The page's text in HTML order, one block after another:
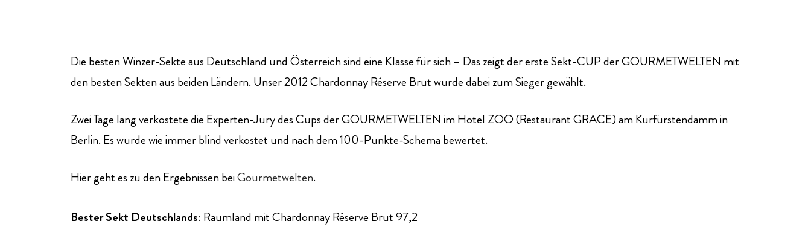
Die besten Winzer-Sekte aus Deutschland und Österreich sind eine Klasse für sich – Das zeigt der erste Sekt-CUP der GOURMETWELTEN mit
den besten Sekten aus beiden Ländern. Unser 2012 Chardonnay Réserve Brut wurde dabei zum Sieger gewählt.
Zwei Tage lang verkostete die Experten-Jury des Cups der GOURMETWELTEN im Hotel ZOO (Restaurant GRACE) am Kurfürstendamm in
Berlin. Es wurde wie immer blind verkostet und nach dem 100-Punkte-Schema bewertet.
Hier geht es zu den Ergebnissen beiGourmetwelten.
Bester Sekt Deutschlands: Raumland mit Chardonnay Réserve Brut 97,2